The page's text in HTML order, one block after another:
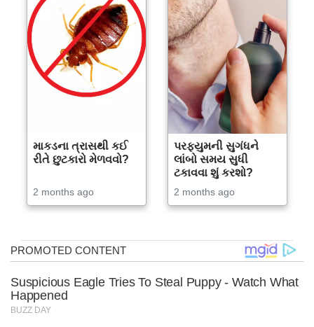
માકડના ત્રાસથી કઈ
રીતે છુટકારો મેળવવો?
2 months ago
પરફ્યુમની સુગંધને
લાંબો સમય સુધી
ટકાવવા શું કરશો?
2 months ago